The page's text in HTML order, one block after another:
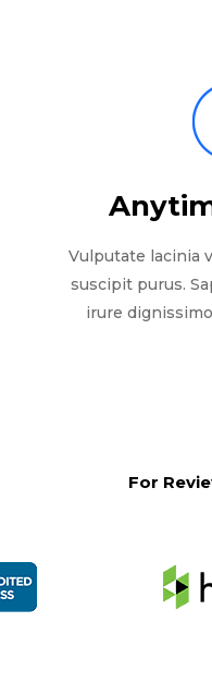
Vulputate lacinia
suscipit purus.
irure
For